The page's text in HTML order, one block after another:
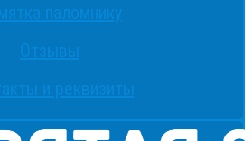
паломнику
Отзывы
и реквизиты